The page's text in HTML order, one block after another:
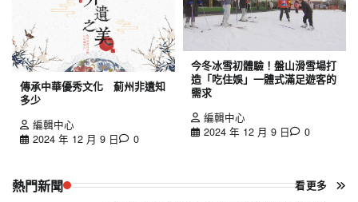
傳承中華優秀文化 薊州非遺知
多少
編輯中心
2024 年 12 月 9 日
0
今冬冰雪初體驗！盤山滑雪場打
造「吃住娛」一體式滿足遊客的
需求
編輯中心
2024 年 12 月 9 日
0
熱門新聞 看更多